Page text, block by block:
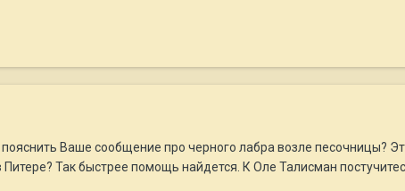
Ваше сообщение про черного лабра возле песочницы?
Питере? Так быстрее помощь найдется. К Оле Талисман